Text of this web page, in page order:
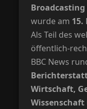
Broadcasting
wurde am 15.
Als Teil des
öffentlich-
BBC News
Wirtschaft,